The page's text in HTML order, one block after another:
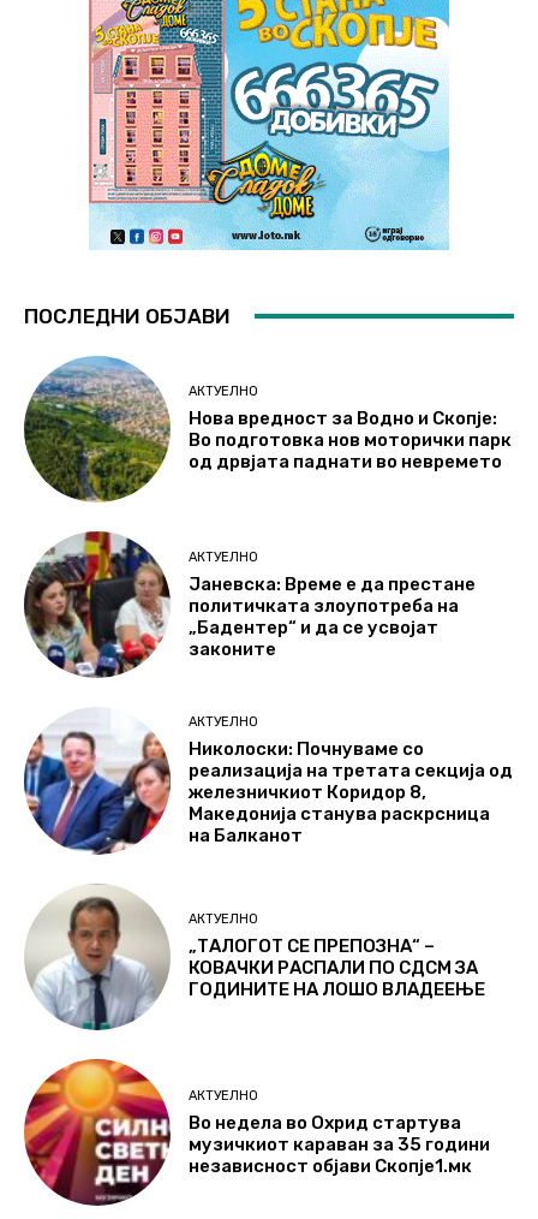
ПОСЛЕДНИ ОБЈАВИ
АКТУЕЛНО
Нова вредност за Водно и Скопје:
Во подготовка нов моторички парк
од дрвјата паднати во невремето
АКТУЕЛНО
Јаневска: Време е да престане
политичката злоупотреба на
„Бадентер“ и да се усвојат
законите
АКТУЕЛНО
Николоски: Почнуваме со
реализација на третата секција од
железничкиот Коридор 8,
Македонија станува раскрсница
на Балканот
АКТУЕЛНО
„ТАЛОГОТ СЕ ПРЕПОЗНА“ –
КОВАЧКИ РАСПАЛИ ПО СДСМ ЗА
ГОДИНИТЕ НА ЛОШО ВЛАДЕЕЊЕ
АКТУЕЛНО
Во недела во Охрид стартува
музичкиот караван за 35 години
независност објави Скопје1.мк